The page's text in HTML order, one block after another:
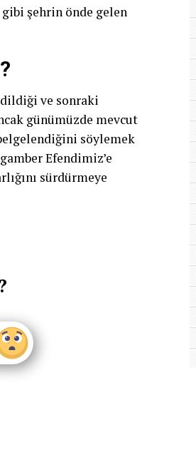
gibi şehrin önde gelen
ve sonraki
günümüzde mevcut
söylemek
Efendimiz’e
sürdürmeye